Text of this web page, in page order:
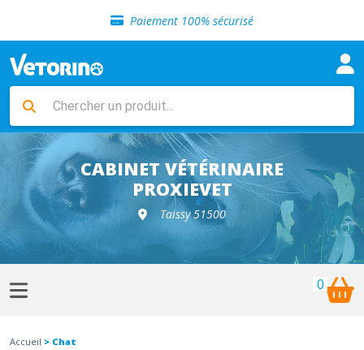
Paiement 100% sécurisé
Livraison gratuite en clinique vétérinaire
Sélection de croquettes vétérinaire
Livraison gratuite en clinique vétérinaire
Retour gratuit en clinique
Sélection de croquettes vétérinaire
CABINET VÉTÉRINAIRE
PROXIEVET
Taissy 51500
0
Accueil > Chat